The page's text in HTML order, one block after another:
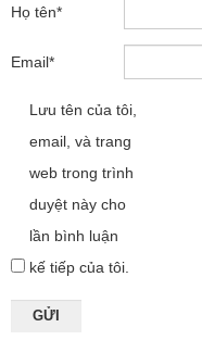
Họ tên*
Email*
Lưu tên của tôi,
email, và trang
web trong trình
duyệt này cho
lần bình luận
kế tiếp của tôi.